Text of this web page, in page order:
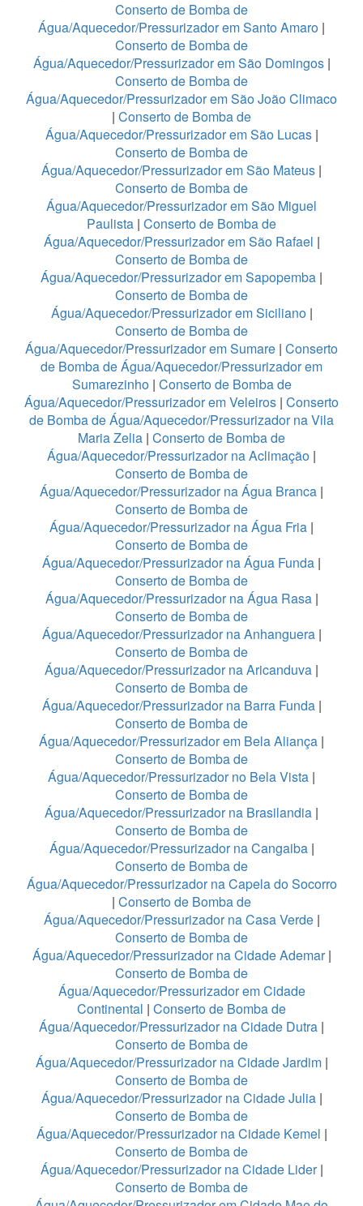
Conserto de Bomba de
Água/Aquecedor/Pressurizador em Santo Amaro |
Conserto de Bomba de
Água/Aquecedor/Pressurizador em São Domingos|
Conserto de Bomba de
Água/Aquecedor/Pressurizador em São João Climaco
| Conserto de Bomba de
Água/Aquecedor/Pressurizador em São Lucas|
Conserto de Bomba de
Água/Aquecedor/Pressurizador em São Mateus |
Conserto de Bomba de
Água/Aquecedor/Pressurizador em São Miguel
Paulista | Conserto de Bomba de
Água/Aquecedor/Pressurizador em São Rafael |
Conserto de Bomba de
Água/Aquecedor/Pressurizador em Sapopemba |
Conserto de Bomba de
Água/Aquecedor/Pressurizador em Siciliano|
Conserto de Bomba de
Água/Aquecedor/Pressurizador em Sumare | Conserto
de Bomba de Água/Aquecedor/Pressurizador em
Sumarezinho| Conserto de Bomba de
Água/Aquecedor/Pressurizador em Veleiros | Conserto
de Bomba de Água/Aquecedor/Pressurizador na Vila
Maria Zelia | Conserto de Bomba de
Água/Aquecedor/Pressurizador na Aclimação |
Conserto de Bomba de
Água/Aquecedor/Pressurizador na Água Branca |
Conserto de Bomba de
Água/Aquecedor/Pressurizador na Água Fria |
Conserto de Bomba de
Água/Aquecedor/Pressurizador na Água Funda |
Conserto de Bomba de
Água/Aquecedor/Pressurizador na Água Rasa |
Conserto de Bomba de
Água/Aquecedor/Pressurizador na Anhanguera|
Conserto de Bomba de
Água/Aquecedor/Pressurizador na Aricanduva |
Conserto de Bomba de
Água/Aquecedor/Pressurizador na Barra Funda |
Conserto de Bomba de
Água/Aquecedor/Pressurizador em Bela Aliança |
Conserto de Bomba de
Água/Aquecedor/Pressurizador no Bela Vista |
Conserto de Bomba de
Água/Aquecedor/Pressurizador na Brasilandia |
Conserto de Bomba de
Água/Aquecedor/Pressurizador na Cangaiba|
Conserto de Bomba de
Água/Aquecedor/Pressurizador na Capela do Socorro
| Conserto de Bomba de
Água/Aquecedor/Pressurizador na Casa Verde|
Conserto de Bomba de
Água/Aquecedor/Pressurizador na Cidade Ademar|
Conserto de Bomba de
Água/Aquecedor/Pressurizador em Cidade
Continental | Conserto de Bomba de
Água/Aquecedor/Pressurizador na Cidade Dutra |
Conserto de Bomba de
Água/Aquecedor/Pressurizador na Cidade Jardim|
Conserto de Bomba de
Água/Aquecedor/Pressurizador na Cidade Julia |
Conserto de Bomba de
Água/Aquecedor/Pressurizador na Cidade Kemel |
Conserto de Bomba de
Água/Aquecedor/Pressurizador na Cidade Lider|
Conserto de Bomba de